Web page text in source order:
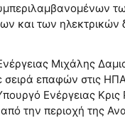
και των ηλεκτρικών
Μιχάλης
σειρά επαφών στις
Ενέργειας Κρις
την περιοχή της